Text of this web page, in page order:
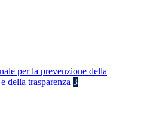
per la prevenzione della
della trasparenza 3